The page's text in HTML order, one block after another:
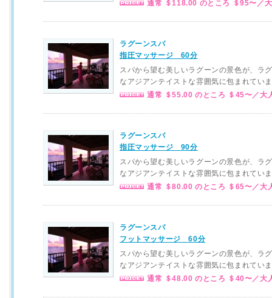
通常 ＄118.00 のところ ＄95〜／
ラグーンスパ
指圧マッサージ 60分
スパから望む美しいラグーンの景色が、
なアジアンテイストな雰囲気に包まれてい
通常 ＄55.00 のところ ＄45〜／大
ラグーンスパ
指圧マッサージ 90分
スパから望む美しいラグーンの景色が、
なアジアンテイストな雰囲気に包まれてい
通常 ＄80.00 のところ ＄65〜／大
ラグーンスパ
フットマッサージ 60分
スパから望む美しいラグーンの景色が、
なアジアンテイストな雰囲気に包まれてい
通常 ＄48.00 のところ ＄40〜／大